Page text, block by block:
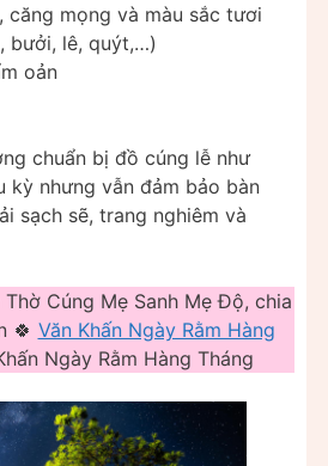
căng mọng và màu sắc tươi
bưởi, lê, quýt,…)
oản
chuẩn bị đồ cúng lễ như
kỳ nhưng vẫn đảm bảo bàn
sạch sẽ, trang nghiêm và
Cúng Mẹ Sanh Mẹ Độ, chia
🍀 Văn Khấn Ngày Rằm Hàng
Ngày Rằm Hàng Tháng